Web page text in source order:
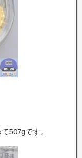
507gです。